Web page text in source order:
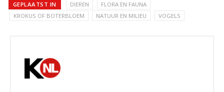
GEPLAATST IN DIEREN
FLORA EN FAUNA
KROKUS OF BOTERBLOEM
NATUUR EN MILIEU VOGELS